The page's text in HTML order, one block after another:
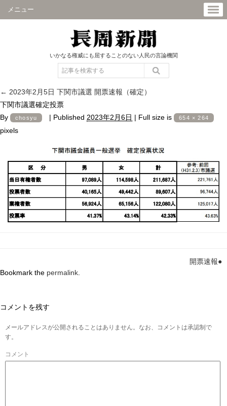
メニュー
いかなる権威にも屈することのない人民の言論機関
← 2023年2月5日 下関市議選 開票速報（確定）
下関市議選確定投票
By
chosyu | Published 2023年2月6日 | Full size is 654 × 264
pixels
開票速報●
Bookmark the permalink
コメントを残す
メールアドレスが公開されることはありません。なお、コメントは承認制で
す。
コメント